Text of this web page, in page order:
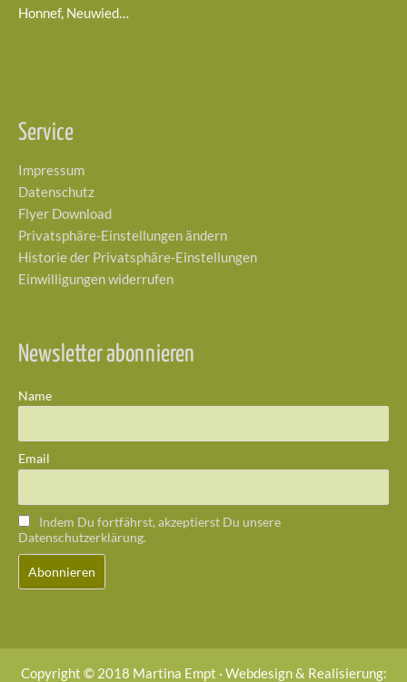
Honnef, Neuwied…
Service
Impressum
Datenschutz
Flyer Download
Privatsphäre-Einstellungen ändern
Historie der Privatsphäre-Einstellungen
Einwilligungen widerrufen
Newsletter abonnieren
Name
Email
Indem Du fortfährst, akzeptierst Du unsere
Datenschutzerklärung.
Copyright © 2018 Martina Empt · Webdesign & Realisierung: